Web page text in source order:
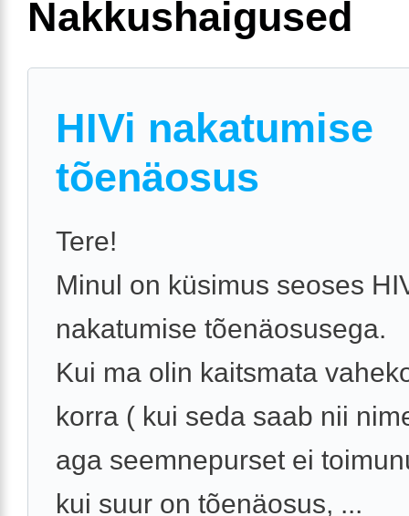
Nakkushaigused
HIVi nakatumise
tõenäosus
Tere!
Minul on küsimus seoses
nakatumise tõenäosusega.
Kui ma olin kaitsmata
korra ( kui seda saab nii
aga seemnepurset ei
kui suur on tõenäosus, ...